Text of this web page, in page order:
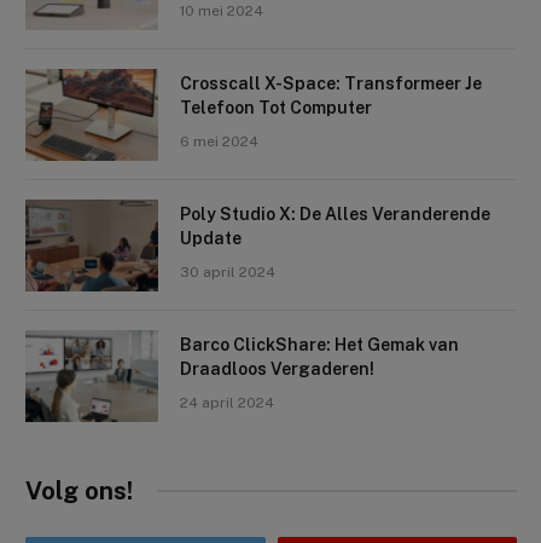
10 mei 2024
Crosscall X-Space: Transformeer Je
Telefoon Tot Computer
6 mei 2024
Poly Studio X: De Alles Veranderende
Update
30 april 2024
Barco ClickShare: Het Gemak van
Draadloos Vergaderen!
24 april 2024
Volg ons!